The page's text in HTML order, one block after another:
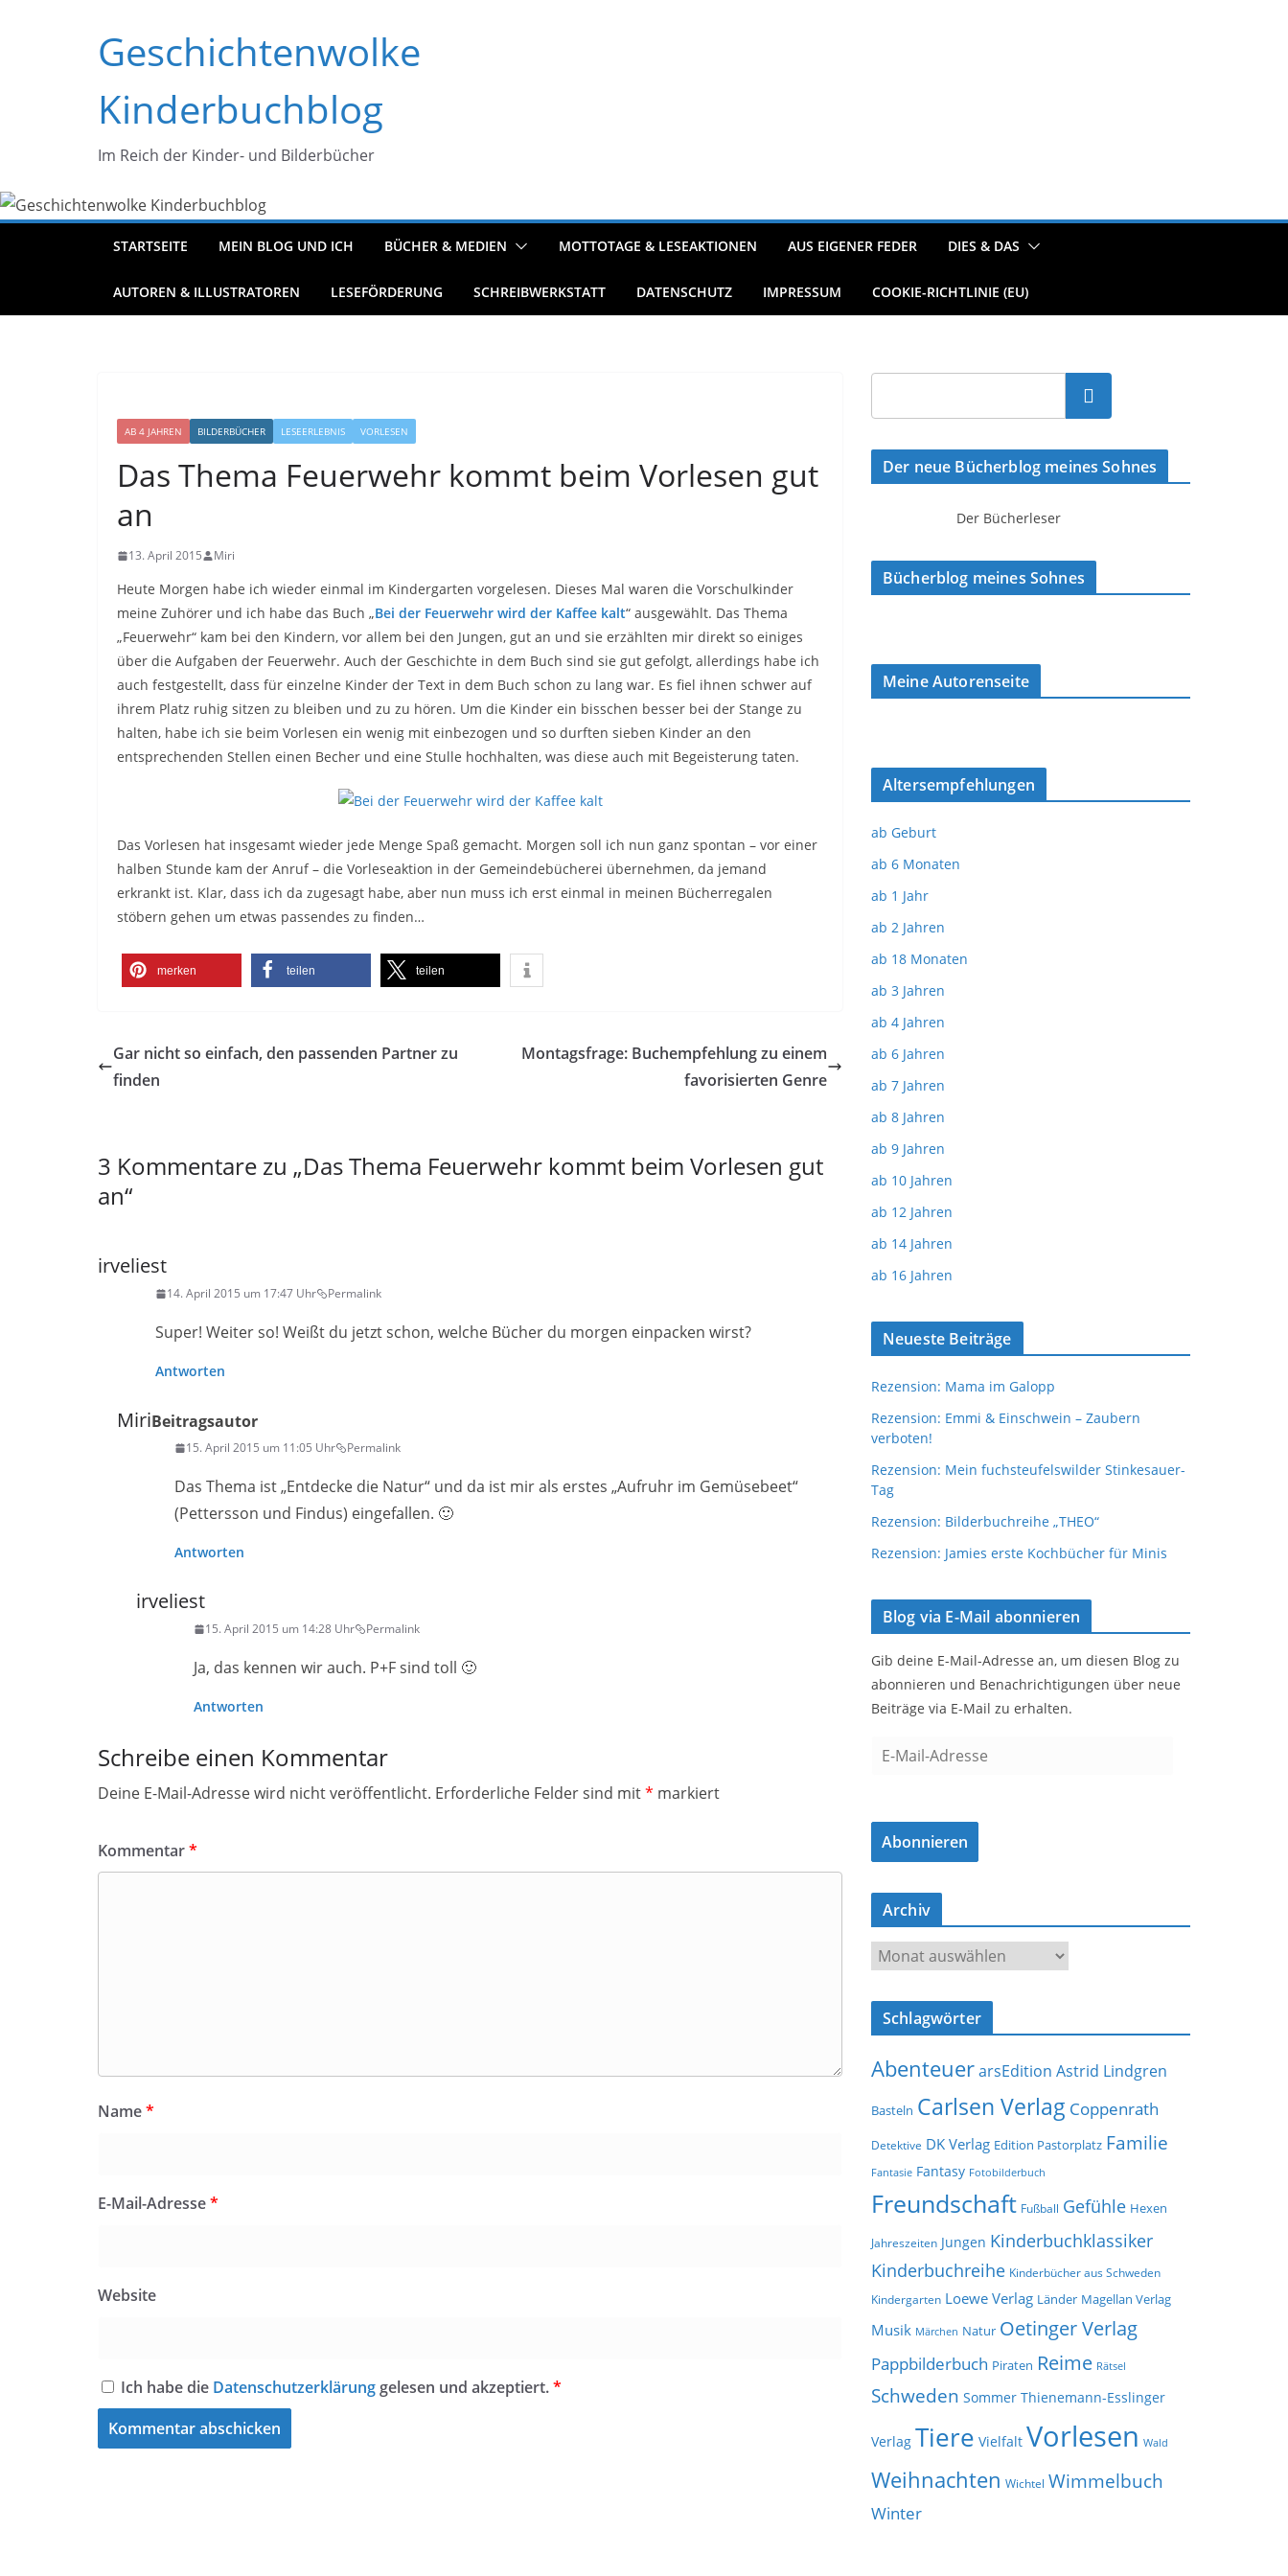
Geschichtenwolke
Kinderbuchblog
Im Reich der Kinder- und Bilderbücher
STARTSEITE MEIN BLOG UND ICH BÜCHER & MEDIEN MOTTOTAGE & LESEAKTIONEN AUS EIGENER FEDER DIES & DAS
AUTOREN & ILLUSTRATOREN LESEFÖRDERUNG SCHREIBWERKSTATT DATENSCHUTZ IMPRESSUM COOKIE-RICHTLINIE (EU)
AB 4 JAHREN BILDERBÜCHER LESEERLEBNIS VORLESEN
Das Thema Feuerwehr kommt beim Vorlesen gut
an
13. April 2015 Miri
Heute Morgen habe ich wieder einmal im Kindergarten vorgelesen. Dieses Mal waren die Vorschulkinder
meine Zuhörer und ich habe das Buch „Bei der Feuerwehr wird der Kaffee kalt“ ausgewählt. Das Thema
„Feuerwehr“ kam bei den Kindern, vor allem bei den Jungen, gut an und sie erzählten mir direkt so einiges
über die Aufgaben der Feuerwehr. Auch der Geschichte in dem Buch sind sie gut gefolgt, allerdings habe ich
auch festgestellt, dass für einzelne Kinder der Text in dem Buch schon zu lang war. Es fiel ihnen schwer auf
ihrem Platz ruhig sitzen zu bleiben und zu zu hören. Um die Kinder ein bisschen besser bei der Stange zu
halten, habe ich sie beim Vorlesen ein wenig mit einbezogen und so durften sieben Kinder an den
entsprechenden Stellen einen Becher und eine Stulle hochhalten, was diese auch mit Begeisterung taten.
Das Vorlesen hat insgesamt wieder jede Menge Spaß gemacht. Morgen soll ich nun ganz spontan – vor einer
halben Stunde kam der Anruf – die Vorleseaktion in der Gemeindebücherei übernehmen, da jemand
erkrankt ist. Klar, dass ich da zugesagt habe, aber nun muss ich erst einmal in meinen Bücherregalen
stöbern gehen um etwas passendes zu finden…
merken teilen teilen
Gar nicht so einfach, den passenden Partner zu
finden
Montagsfrage: Buchempfehlung zu einem
favorisierten Genre
3 Kommentare zu „Das Thema Feuerwehr kommt beim Vorlesen gut
an“
irveliest
14. April 2015 um 17:47 Uhr Permalink
Super! Weiter so! Weißt du jetzt schon, welche Bücher du morgen einpacken wirst?
Antworten
MiriBeitragsautor
15. April 2015 um 11:05 Uhr Permalink
Das Thema ist „Entdecke die Natur“ und da ist mir als erstes „Aufruhr im Gemüsebeet“
(Pettersson und Findus) eingefallen. 🙂
Antworten
irveliest
15. April 2015 um 14:28 Uhr Permalink
Ja, das kennen wir auch. P+F sind toll 🙂
Antworten
Schreibe einen Kommentar
Deine E-Mail-Adresse wird nicht veröffentlicht. Erforderliche Felder sind mit* markiert
Kommentar*
Name*
E-Mail-Adresse*
Website
Ich habe die Datenschutzerklärung gelesen und akzeptiert.*
Suchen
Der neue Bücherblog meines Sohnes
Der Bücherleser
Bücherblog meines Sohnes
Meine Autorenseite
Altersempfehlungen
ab Geburt
ab 6 Monaten
ab 1 Jahr
ab 2 Jahren
ab 18 Monaten
ab 3 Jahren
ab 4 Jahren
ab 6 Jahren
ab 7 Jahren
ab 8 Jahren
ab 9 Jahren
ab 10 Jahren
ab 12 Jahren
ab 14 Jahren
ab 16 Jahren
Neueste Beiträge
Rezension: Mama im Galopp
Rezension: Emmi & Einschwein – Zaubern
verboten!
Rezension: Mein fuchsteufelswilder Stinkesauer-
Tag
Rezension: Bilderbuchreihe „THEO“
Rezension: Jamies erste Kochbücher für Minis
Blog via E-Mail abonnieren
Gib deine E-Mail-Adresse an, um diesen Blog zu
abonnieren und Benachrichtigungen über neue
Beiträge via E-Mail zu erhalten.
a
l
-
d
s
e
Abonnieren
Archiv
r
c
v
Schlagwörter
AbenteuerarsEdition Astrid Lindgren
Basteln Carlsen Verlag Coppenrath
Detektive DK Verlag Edition Pastorplatz Familie
Fantasie Fantasy Fotobilderbuch
Freundschaft Fußball Gefühle Hexen
Jahreszeiten Jungen Kinderbuchklassiker
Kinderbuchreihe Kinderbücher aus Schweden
Kindergarten Loewe Verlag Länder Magellan Verlag
Musik Märchen Natur Oetinger Verlag
Pappbilderbuch Piraten Reime Rätsel
Schweden Sommer Thienemann-Esslinger
Verlag Tiere Vielfalt Vorlesen Wald
Weihnachten Wichtel Wimmelbuch
Winter